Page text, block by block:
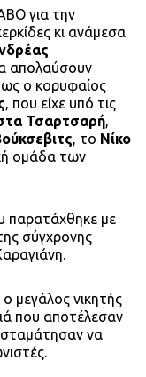
για την
κι ανάμεσα
απολαύσουν
ο κορυφαίος
, που είχε υπό τις
Τσαρτσαρή,
, το Νίκο
ομάδα των
παρατάχθηκε με
σύγχρονης
μεγάλος νικητής
που αποτέλεσαν
σταμάτησαν να